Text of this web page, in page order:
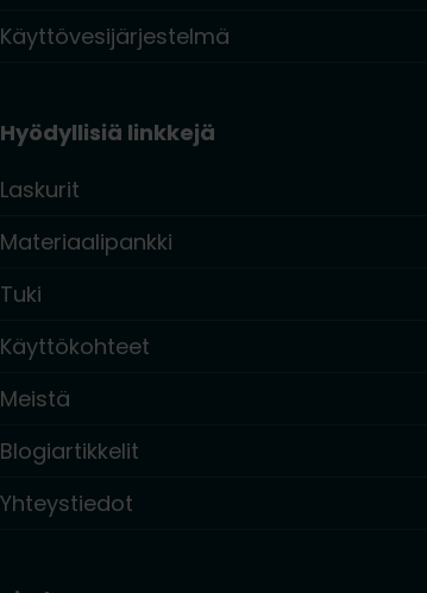
Käyttövesijärjestelmä
Hyödyllisiä linkkejä
Laskurit
Materiaalipankki
Tuki
Käyttökohteet
Meistä
Blogiartikkelit
Yhteystiedot